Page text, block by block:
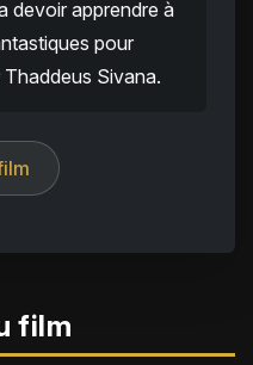
devoir apprendre à
pour
Sivana.
film